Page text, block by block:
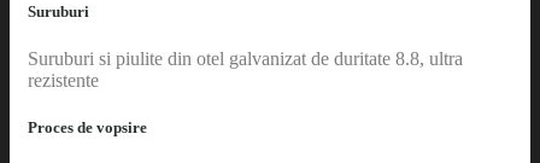
Suruburi
Suruburi si piulite din otel galvanizat de duritate 8.8, ultra
rezistente
Proces de vopsire